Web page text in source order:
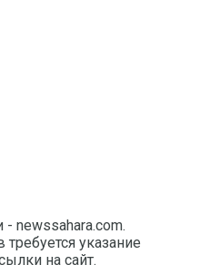
newssahara.com.
указание
на сайт.